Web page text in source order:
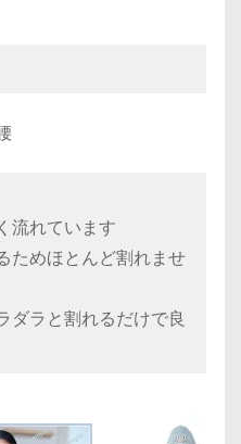
流れています
ためほとんど割れませ
ダラと割れるだけで良